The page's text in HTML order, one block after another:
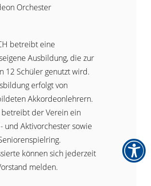
Orchester
betreibt eine
Ausbildung, die zur
12 Schüler genutzt wird.
erfolgt von
Akkordeonlehrern.
der Verein ein
und Aktivorchester sowie
können sich jederzeit
melden.